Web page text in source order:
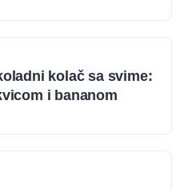
kolač sa svime:
i bananom